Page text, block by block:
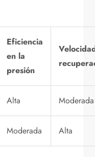
Eficiencia
en la
presión
Alta Moderada
Moderada Alta